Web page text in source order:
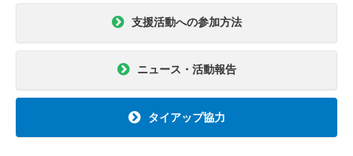
支援活動への参加方法
ニュース・活動報告
タイアップ協力